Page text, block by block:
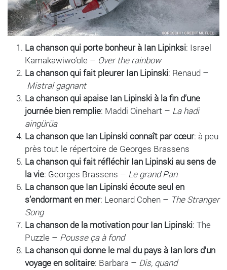
La chanson qui porte bonheur à Ian Lipinksi: Israel
Kamakawiwo’ole – Over the rainbow
La chanson qui fait pleurer Ian Lipinski: Renaud –
Mistral gagnant
La chanson qui apaise Ian Lipinski à la fin d’une
journée bien remplie: Maddi Oinehart – La hadi
aingürüa
La chanson que Ian Lipinski connaît par cœur: à peu
près tout le répertoire de Georges Brassens
La chanson qui fait réfléchir Ian Lipinski au sens de
la vie: Georges Brassens – Le grand Pan
La chanson que Ian Lipinski écoute seul en
s’endormant en mer: Leonard Cohen – The Stranger
Song
La chanson de la motivation pour Ian Lipinski: The
Puzzle – Pousse ça à fond
La chanson qui donne le mal du pays à Ian lors d’un
voyage en solitaire: Barbara – Dis, quand